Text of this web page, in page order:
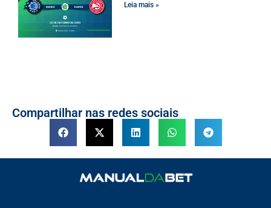
Leia mais »
Compartilhar nas redes sociais